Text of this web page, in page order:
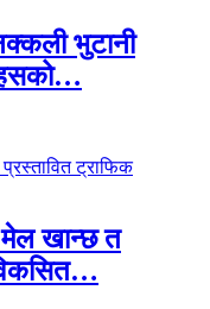
भुटानी
मेल खान्छ त